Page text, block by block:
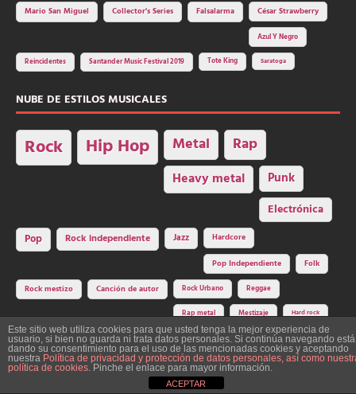
Mario San Miguel
Collector's Series Falsalarma César Strawberry
Azul Y Negro
Reincidentes Santander Music Festival 2019 Tote King Saratoga
NUBE DE ESTILOS MUSICALES
Rock Hip Hop Metal Rap
Heavy metal Punk
Electrónica
Pop Rock independiente Jazz Hardcore
Pop Independiente Folk
Rock mestizo Canción de autor Rock Urbano Reggae
Rap metal Mestizaje Hard rock
Construcción y diseño: La Factoría del Ritmo Art Studio. Edita: Asociación
Cultural Y Dale Ritmo!
Este sitio web utiliza cookies para que usted tenga la mejor experiencia de
usuario, si bien no guarda ni trata datos personales. Si continúa navegando está
dando su consentimiento para el uso de las mencionadas cookies y aceptando
nuestra Política de privacidad y protección de datos personales, así como
política de cookies. Pinche el enlace para mayor información.
ACEPTAR